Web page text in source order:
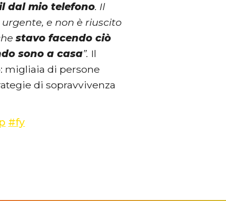
dal mio telefono. Il
e non è riuscito
stavo facendo ciò
sono a casa”. Il
migliaia di persone
di sopravvivenza
#fy